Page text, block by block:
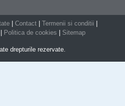
Contact Termenii si conditii
Politica de cookies Sitemap
drepturile rezervate.